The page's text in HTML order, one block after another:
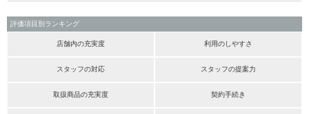
評価項目別ランキング
店舗内の充実度 利用のしやすさ
スタッフの対応 スタッフの提案力
取扱商品の充実度 契約手続き